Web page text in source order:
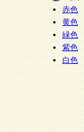
赤色
黄色
緑色
紫色
白色